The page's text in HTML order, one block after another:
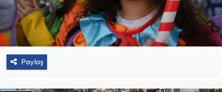
Paylaş